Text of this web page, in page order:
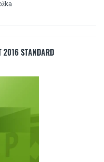
2016 STANDARD